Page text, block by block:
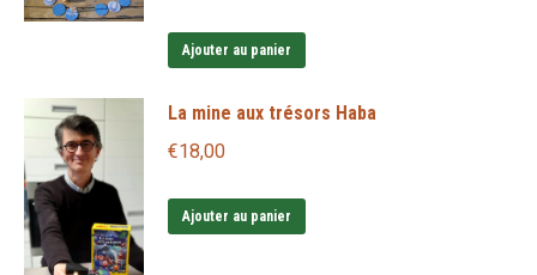
Ajouter au panier
La mine aux trésors Haba
€18,00
Ajouter au panier